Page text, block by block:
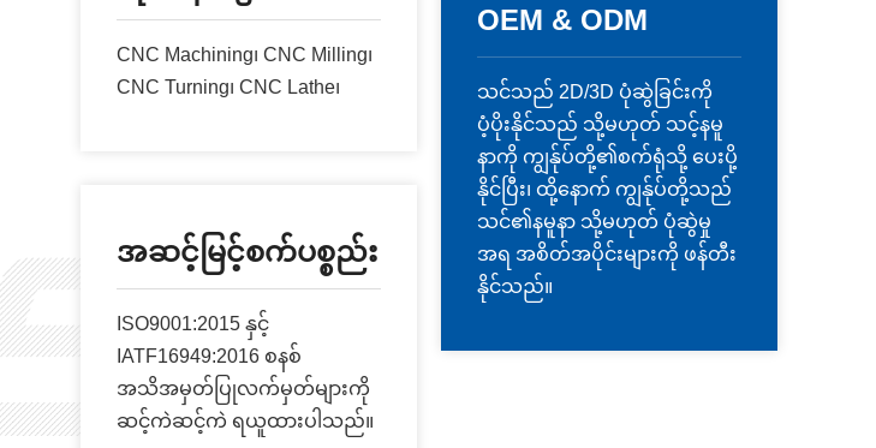
CNC Machining၊ CNC Milling၊
CNC Turning၊ CNC Lathe၊
အဆင့်မြင့်စက်ပစ္စည်း
ISO9001:2015 နှင့်
IATF16949:2016 စနစ်
အသိအမှတ်ပြုလက်မှတ်များကို
ဆင့်ကဲဆင့်ကဲ ရယူထားပါသည်။
OEM & ODM
သင်သည် 2D/3D ပုံဆွဲခြင်းကို
ပံ့ပိုးနိုင်သည် သို့မဟုတ် သင့်နမူ
နာကို ကျွန်ုပ်တို့၏စက်ရုံသို့ ပေးပို့
နိုင်ပြီး၊ ထို့နောက် ကျွန်ုပ်တို့သည်
သင်၏နမူနာ သို့မဟုတ် ပုံဆွဲမှု
အရ အစိတ်အပိုင်းများကို ဖန်တီး
နိုင်သည်။